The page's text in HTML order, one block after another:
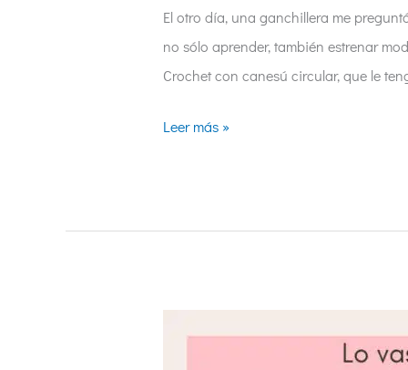
El otro día, una ganchillera me
no sólo aprender, también estrenar
Crochet con canesú circular, que le
Leer más »